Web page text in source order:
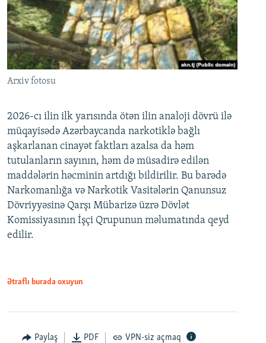
Arxiv fotosu
2026-cı ilin ilk yarısında ötən ilin analoji dövrü ilə
müqayisədə Azərbaycanda narkotiklə bağlı
aşkarlanan cinayət faktları azalsa da həm
tutulanların sayının, həm də müsadirə edilən
maddələrin həcminin artdığı bildirilir. Bu barədə
Narkomanlığa və Narkotik Vasitələrin Qanunsuz
Dövriyyəsinə Qarşı Mübarizə üzrə Dövlət
Komissiyasının İşçi Qrupunun məlumatında qeyd
edilir.
Ətraflı burada oxuyun
Paylaş PDF VPN-siz açmaq